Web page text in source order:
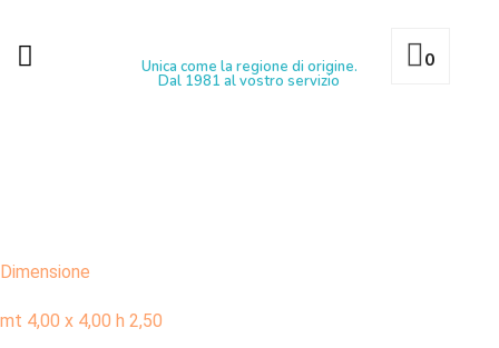
Unica come la regione di origine.
Dal 1981 al vostro servizio
0
Dimensione
mt 4,00 x 4,00 h 2,50